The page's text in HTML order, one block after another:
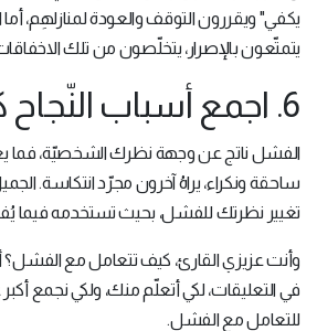
يكفي" ويقررون التوقف والعودة لمنازلهِم،
يتمتّعون بالإصرار، يتخلّصون من تلك
6. اجمع أسباب النّجاح كلّها معاً
الفشل ناتج عن وجهة نظرك الشخصيّة، فما
ساحقة ونكراء، يراهُ آخرون مجرّد انتكاسة.
تغيير نظرتك للفشل، بحيث تستخدمه فيما
وأنت عزيزي القارئ، كيف تتعامل مع الفشل؟
في التعليقات، لكي أتعلّم منك، ولكي نجمع
للتعامل مع الفشل.